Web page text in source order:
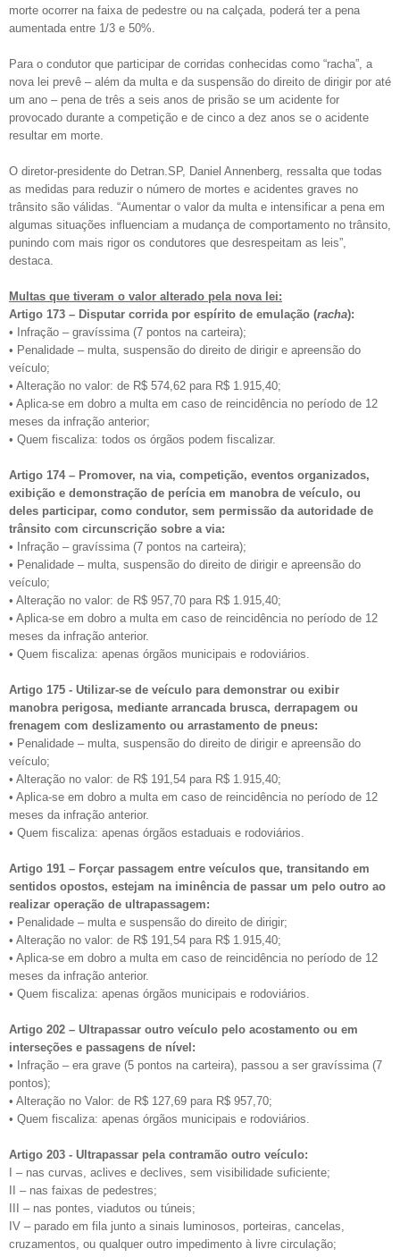
morte ocorrer na faixa de pedestre ou na calçada, poderá ter a pena
aumentada entre 1/3 e 50%.
Para o condutor que participar de corridas conhecidas como “racha”, a
nova lei prevê – além da multa e da suspensão do direito de dirigir por até
um ano – pena de três a seis anos de prisão se um acidente for
provocado durante a competição e de cinco a dez anos se o acidente
resultar em morte.
O diretor-presidente do Detran.SP, Daniel Annenberg, ressalta que todas
as medidas para reduzir o número de mortes e acidentes graves no
trânsito são válidas. “Aumentar o valor da multa e intensificar a pena em
algumas situações influenciam a mudança de comportamento no trânsito,
punindo com mais rigor os condutores que desrespeitam as leis”,
destaca.
Multas que tiveram o valor alterado pela nova lei:
Artigo 173 – Disputar corrida por espírito de emulação (racha):
• Infração – gravíssima (7 pontos na carteira);
• Penalidade – multa, suspensão do direito de dirigir e apreensão do
veículo;
• Alteração no valor: de R$ 574,62 para R$ 1.915,40;
• Aplica-se em dobro a multa em caso de reincidência no período de 12
meses da infração anterior;
• Quem fiscaliza: todos os órgãos podem fiscalizar.
Artigo 174 – Promover, na via, competição, eventos organizados,
exibição e demonstração de perícia em manobra de veículo, ou
deles participar, como condutor, sem permissão da autoridade de
trânsito com circunscrição sobre a via:
• Infração – gravíssima (7 pontos na carteira);
• Penalidade – multa, suspensão do direito de dirigir e apreensão do
veículo;
• Alteração no valor: de R$ 957,70 para R$ 1.915,40;
• Aplica-se em dobro a multa em caso de reincidência no período de 12
meses da infração anterior.
• Quem fiscaliza: apenas órgãos municipais e rodoviários.
Artigo 175 - Utilizar-se de veículo para demonstrar ou exibir
manobra perigosa, mediante arrancada brusca, derrapagem ou
frenagem com deslizamento ou arrastamento de pneus:
• Penalidade – multa, suspensão do direito de dirigir e apreensão do
veículo;
• Alteração no valor: de R$ 191,54 para R$ 1.915,40;
• Aplica-se em dobro a multa em caso de reincidência no período de 12
meses da infração anterior.
• Quem fiscaliza: apenas órgãos estaduais e rodoviários.
Artigo 191 – Forçar passagem entre veículos que, transitando em
sentidos opostos, estejam na iminência de passar um pelo outro ao
realizar operação de ultrapassagem:
• Penalidade – multa e suspensão do direito de dirigir;
• Alteração no valor: de R$ 191,54 para R$ 1.915,40;
• Aplica-se em dobro a multa em caso de reincidência no período de 12
meses da infração anterior.
• Quem fiscaliza: apenas órgãos municipais e rodoviários.
Artigo 202 – Ultrapassar outro veículo pelo acostamento ou em
interseções e passagens de nível:
• Infração – era grave (5 pontos na carteira), passou a ser gravíssima (7
pontos);
• Alteração no Valor: de R$ 127,69 para R$ 957,70;
• Quem fiscaliza: apenas órgãos municipais e rodoviários.
Artigo 203 - Ultrapassar pela contramão outro veículo:
I – nas curvas, aclives e declives, sem visibilidade suficiente;
II – nas faixas de pedestres;
III – nas pontes, viadutos ou túneis;
IV – parado em fila junto a sinais luminosos, porteiras, cancelas,
cruzamentos, ou qualquer outro impedimento à livre circulação;